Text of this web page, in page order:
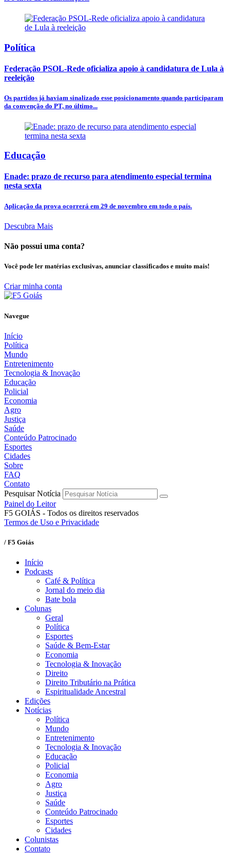
Política
Federação PSOL-Rede oficializa apoio à candidatura de Lula à
reeleição
Os partidos já haviam sinalizado esse posicionamento quando participaram
da convenção do PT, no último...
Educação
Enade: prazo de recurso para atendimento especial termina
nesta sexta
Aplicação da prova ocorrerá em 29 de novembro em todo o país.
Descubra Mais
Não possui uma conta?
Você pode ler matérias exclusivas, anunciar classificados e muito mais!
Criar minha conta
Navegue
Início
Política
Mundo
Entretenimento
Tecnologia & Inovação
Educação
Policial
Economia
Agro
Justiça
Saúde
Conteúdo Patrocinado
Esportes
Cidades
Sobre
FAQ
Contato
Pesquisar Notícia
Painel do Leitor
F5 GOIÁS - Todos os direitos reservados
Termos de Uso e Privacidade
/ F5 Goiás
Início
Podcasts
Café & Política
Jornal do meio dia
Bate bola
Colunas
Geral
Política
Esportes
Saúde & Bem-Estar
Economia
Tecnologia & Inovação
Direito
Direito Tributário na Prática
Espiritualidade Ancestral
Edições
Notícias
Política
Mundo
Entretenimento
Tecnologia & Inovação
Educação
Policial
Economia
Agro
Justiça
Saúde
Conteúdo Patrocinado
Esportes
Cidades
Colunistas
Contato